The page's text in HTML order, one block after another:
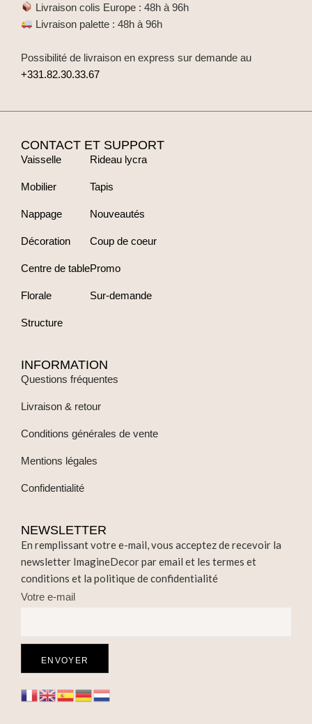
Livraison colis Europe : 48h à 96h
Livraison palette : 48h à 96h
Possibilité de livraison en express sur demande au
+331.82.30.33.67
CONTACT ET SUPPORT
Vaisselle
Mobilier
Nappage
Décoration
Centre de table
Florale
Structure
Rideau lycra
Tapis
Nouveautés
Coup de coeur
Promo
Sur-demande
INFORMATION
Questions fréquentes
Livraison & retour
Conditions générales de vente
Mentions légales
Confidentialité
NEWSLETTER
En remplissant votre e-mail, vous acceptez de recevoir la
newsletter ImagineDecor par email et les termes et
conditions et la politique de confidentialité
Votre e-mail